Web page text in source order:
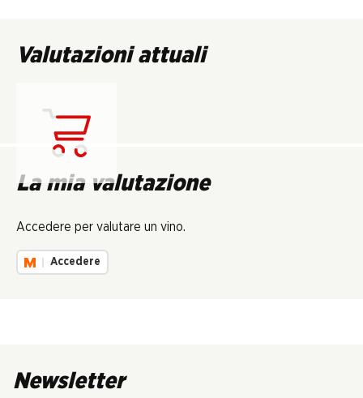
Valutazioni attuali
La mia valutazione
Accedere per valutare un vino.
Accedere
Newsletter